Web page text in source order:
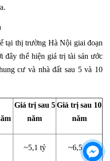
tại thị trường Hà Nội giai đoạn
đây thể hiện giá trị tài sản ước
cư và nhà đất sau 5 và 10
Giá trị sau 5
năm
Giá trị sau 10
năm
~5,1 tỷ ~6,5 tỷ